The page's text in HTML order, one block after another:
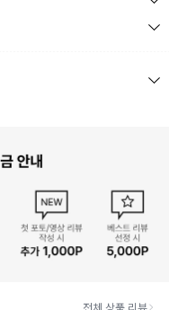
다.
장우
포로 339 (잠원동, 논현빌딩)
품부터부분 발송
이며, 배송비는 5만원 이상 구매 시 배
추가 배송비/도선료가 발생합니다.
일 및 공휴일 제외) 이내에 배송 시작
는 7~10일정도 소요될 수 있습니다.
접 배송이 이루어지며
대한통운 외 타
만 가능합니다.